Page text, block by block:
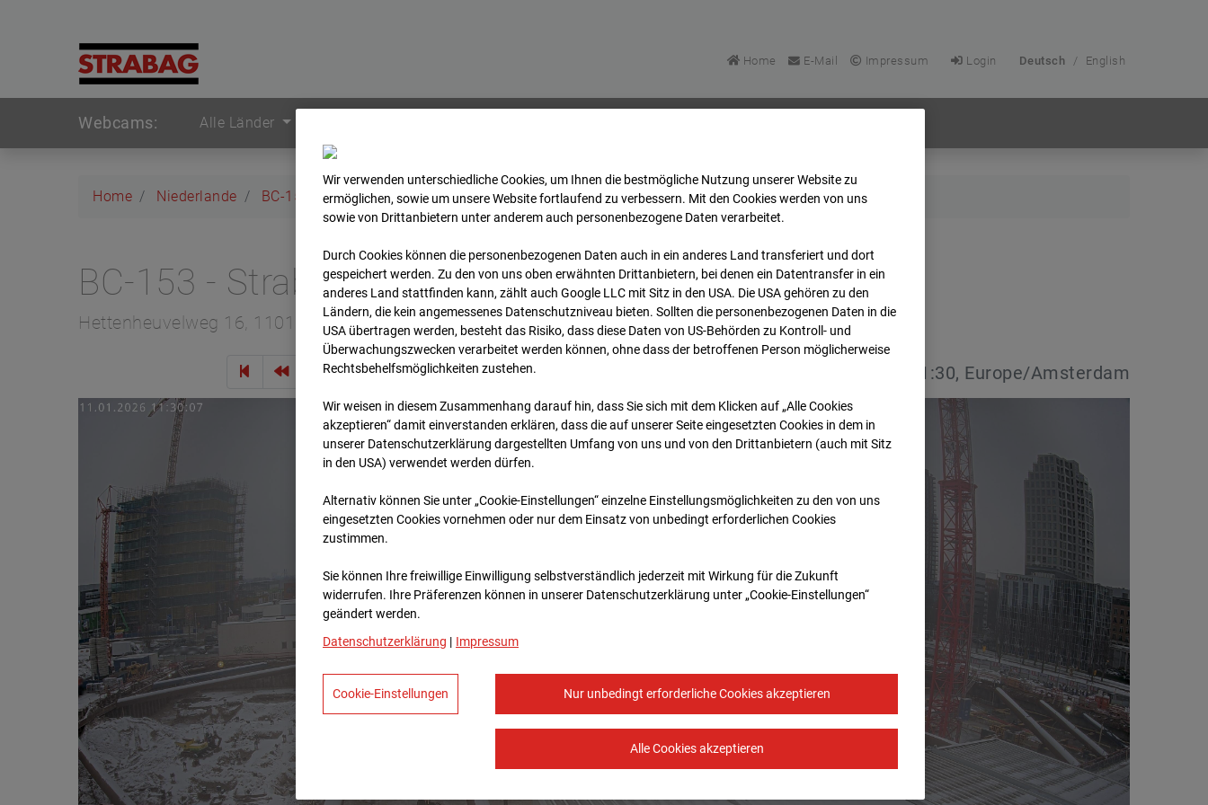
Home E-Mail Impressum Login Deutsch / English
Webcams: Alle Länder
Home Niederlande BC-153 - Strabag - BV-Amsterdam Archiv 2026 01 11 11:30
BC-153 - Strabag - BV-Amsterdam
Hettenheuvelweg 16, 1101 BN Amsterdam
Zur Übersicht 11.01.2026 11:30, Europe/Amsterdam
Wir verwenden unterschiedliche Cookies, um Ihnen die best­mögliche Nutzung unserer Website zu
ermöglichen, sowie um unsere Website fortlaufend zu verbessern. Mit den Cookies werden von uns
sowie von Drittanbietern unter anderem auch personenbezogene Daten verarbeitet.
Durch Cookies können die personenbezogenen Daten auch in ein anderes Land transferiert und dort
gespeichert werden. Zu den von uns oben erwähnten Drittanbietern, bei denen ein Datentransfer in ein
anderes Land stattfinden kann, zählt auch Google LLC mit Sitz in den USA. Die USA gehören zu den
Ländern, die kein angemessenes Datenschutzniveau bieten. Sollten die personenbezogenen Daten in die
USA übertragen werden, besteht das Risiko, dass diese Daten von US-Behörden zu Kontroll- und
Überwachungszwecken verarbeitet werden können, ohne dass der betroffenen Person möglicherweise
Rechtsbehelfsmöglichkeiten zustehen.
Wir weisen in diesem Zusammenhang darauf hin, dass Sie sich mit dem Klicken auf „Alle Cookies
akzeptieren“ damit ein­ver­standen erklären, dass die auf unserer Seite eingesetzten Cookies in dem in
unserer Datenschutzerklärung dargestellten Umfang von uns und von den Drittanbietern (auch mit Sitz
in den USA) verwendet werden dürfen.
Alternativ können Sie unter „Cookie-Einstellungen“ einzelne Einstellungsmöglichkeiten zu den von uns
eingesetzten Cookies vornehmen oder nur dem Einsatz von unbedingt erforderlichen Cookies
zustimmen.
Sie können Ihre freiwillige Einwilligung selbstverständlich jederzeit mit Wirkung für die Zukunft
widerrufen. Ihre Prä­fe­renzen können in unserer Datenschutzerklärung unter „Cookie-Einstellungen“
geändert werden.
Datenschutzerklärung | Impressum
Nur unbedingt erforderliche Cookies akzeptieren
Alle Cookies akzeptieren
Cookie-Einstellungen